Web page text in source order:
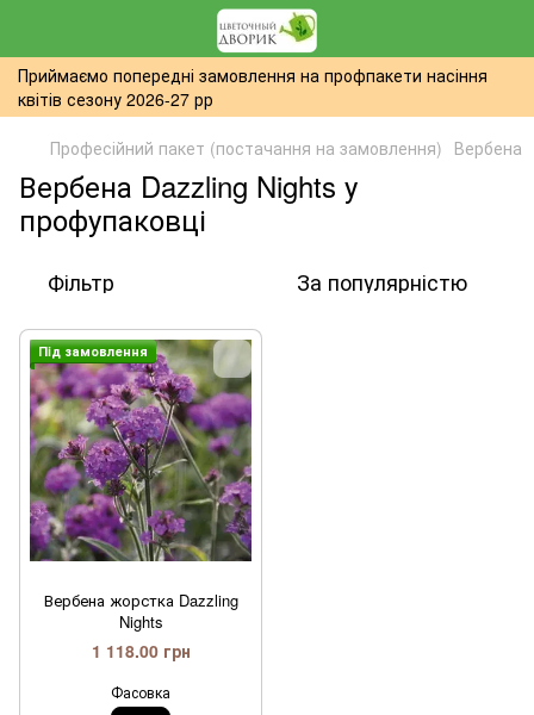
Приймаємо попередні замовлення на профпакети насіння
квітів сезону 2026-27 рр
Професійний пакет (постачання на замовлення) Вербена
Вербена Dazzling Nights у
профупаковці
Фільтр За популярністю
Пiд замовлення
Вербена жорстка Dazzling
Nights
1 118.00 грн
Фасовка